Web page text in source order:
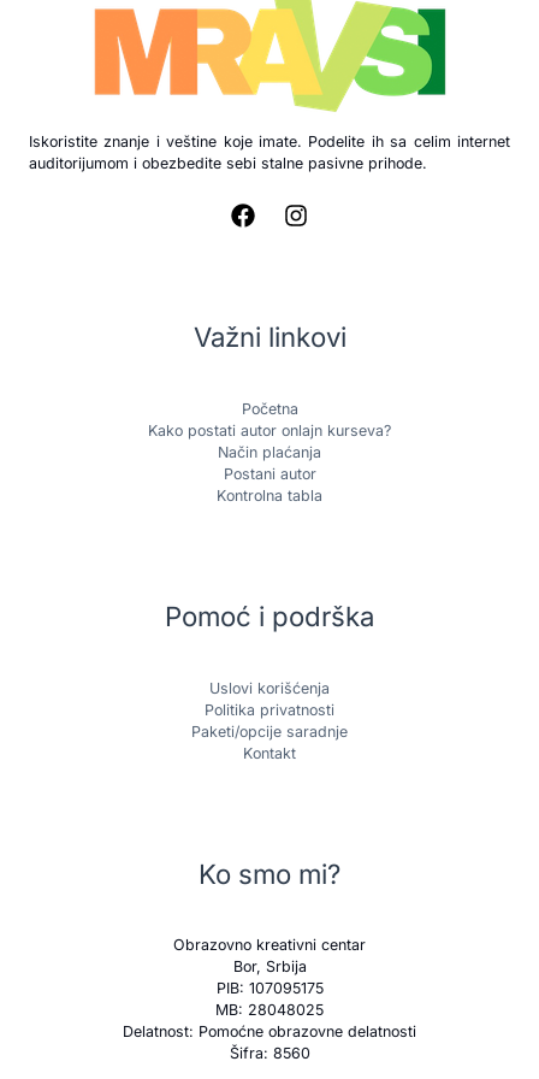
Iskoristite znanje i veštine koje imate. Podelite ih sa celim internet
auditorijumom i obezbedite sebi stalne pasivne prihode.
Važni linkovi
Početna
Kako postati autor onlajn kurseva?
Način plaćanja
Postani autor
Kontrolna tabla
Pomoć i podrška
Uslovi korišćenja
Politika privatnosti
Paketi/opcije saradnje
Kontakt
Ko smo mi?
Obrazovno kreativni centar
Bor, Srbija
PIB: 107095175
MB: 28048025
Delatnost: Pomoćne obrazovne delatnosti
Šifra: 8560